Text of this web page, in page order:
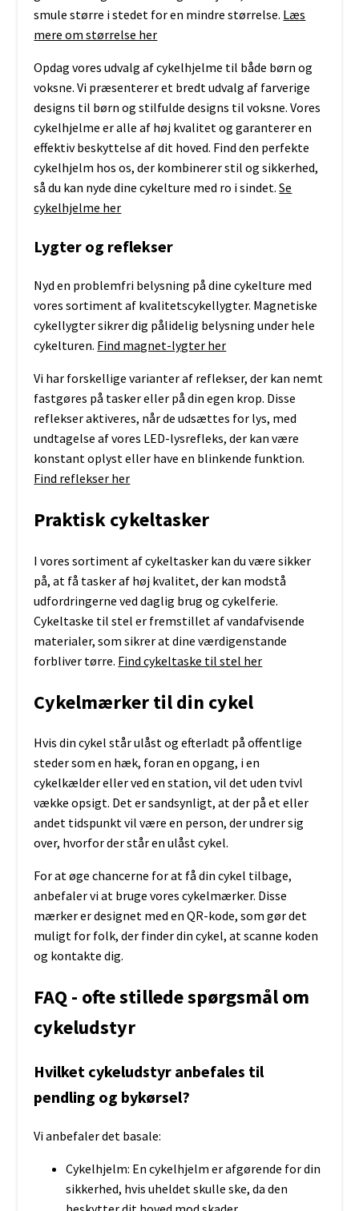
smule større i stedet for en mindre størrelse. Læs
mere om størrelse her
Opdag vores udvalg af cykelhjelme til både børn og
voksne. Vi præsenterer et bredt udvalg af farverige
designs til børn og stilfulde designs til voksne. Vores
cykelhjelme er alle af høj kvalitet og garanterer en
effektiv beskyttelse af dit hoved. Find den perfekte
cykelhjelm hos os, der kombinerer stil og sikkerhed,
så du kan nyde dine cykelture med ro i sindet.Se
cykelhjelme her
Lygter og reflekser
Nyd en problemfri belysning på dine cykelture med
vores sortiment af kvalitetscykellygter. Magnetiske
cykellygter sikrer dig pålidelig belysning under hele
cykelturen. Find magnet-lygter her
Vi har forskellige varianter af reflekser, der kan nemt
fastgøres på tasker eller på din egen krop. Disse
reflekser aktiveres, når de udsættes for lys, med
undtagelse af vores LED-lysrefleks, der kan være
konstant oplyst eller have en blinkende funktion.
Find reflekser her
Praktisk cykeltasker
I vores sortiment af cykeltasker kan du være sikker
på, at få tasker af høj kvalitet, der kan modstå
udfordringerne ved daglig brug og cykelferie.
Cykeltaske til stel er fremstillet af vandafvisende
materialer, som sikrer at dine værdigenstande
forbliver tørre. Find cykeltaske til stel her
Cykelmærker til din cykel
Hvis din cykel står ulåst og efterladt på offentlige
steder som en hæk, foran en opgang, i en
cykelkælder eller ved en station, vil det uden tvivl
vække opsigt. Det er sandsynligt, at der på et eller
andet tidspunkt vil være en person, der undrer sig
over, hvorfor der står en ulåst cykel.
For at øge chancerne for at få din cykel tilbage,
anbefaler vi at bruge vores cykelmærker. Disse
mærker er designet med en QR-kode, som gør det
muligt for folk, der finder din cykel, at scanne koden
og kontakte dig.
FAQ - ofte stillede spørgsmål om
cykeludstyr
Hvilket cykeludstyr anbefales til
pendling og bykørsel?
Vi anbefaler det basale:
Cykelhjelm: En cykelhjelm er afgørende for din
sikkerhed, hvis uheldet skulle ske, da den